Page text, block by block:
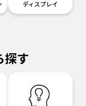
ディスプレイ
探す